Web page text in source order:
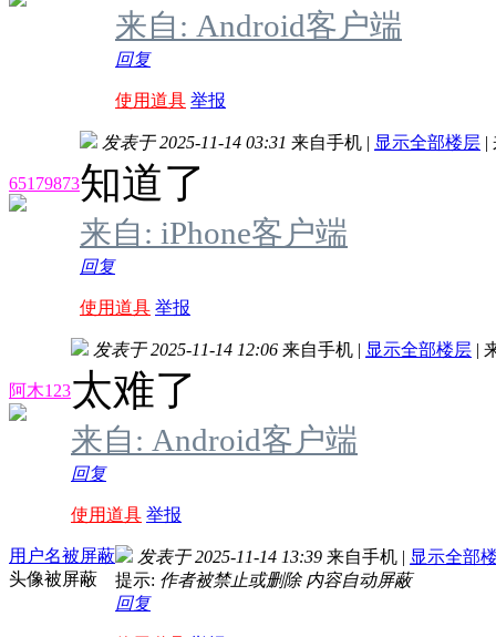
来自: Android客户端
回复
使用道具 举报
65179873
发表于 2025-11-14 03:31 来自手机 | 显示全部楼层 |
知道了
来自: iPhone客户端
回复
使用道具 举报
阿木123
发表于 2025-11-14 12:06 来自手机 | 显示全部楼层 |
太难了
来自: Android客户端
回复
使用道具 举报
用户名被屏蔽
头像被屏蔽
发表于 2025-11-14 13:39 来自手机 | 显示全部
提示: 作者被禁止或删除 内容自动屏蔽
回复